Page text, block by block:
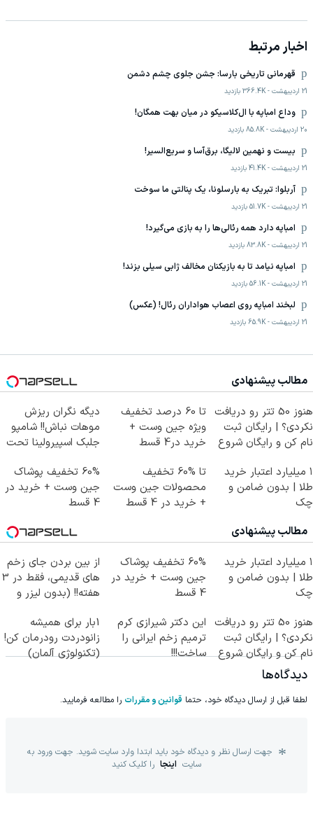
اخبار مرتبط
قهرمانی تاریخی بارسا: جشن جلوی چشم دشمن
21 اردیبهشت -
366.4K بازدید
وداع امباپه با ال‌کلاسیکو در میان بهت همگان!
20 اردیبهشت -
85.8K بازدید
بیست و نهمین لالیگا، برق‌آسا و سریع‌السیر!
21 اردیبهشت -
41.4K بازدید
آربلوا: تبریک به بارسلونا، یک پنالتی ما سوخت
21 اردیبهشت -
51.7K بازدید
امباپه دارد همه رئالی‌ها را به بازی می‌گیرد!
21 اردیبهشت -
83.8K بازدید
امباپه نیامد تا به بازیکنان مخالف ژابی سیلی بزند!
21 اردیبهشت -
56.1K بازدید
لبخند امباپه روی اعصاب هواداران رئال! (عکس)
21 اردیبهشت -
65.9K بازدید
مطالب پیشنهادی
هنوز 50 تتر رو دریافت
نکردی؟ | رایگان ثبت
نام کن و رایگان شروع
تا 60 درصد تخفیف
ویژه جین وست +
خرید در4 قسط
دیگه نگران ریزش
موهات نباش!! شامپو
جلبک اسپیرولینا تحت
۱ میلیارد اعتبار خرید
طلا | بدون ضامن و
چک
تا %60 تخفیف
محصولات جین وست
+ خرید در 4 قسط
60% تخفیف پوشاک
جین وست + خرید در
4 قسط
مطالب پیشنهادی
۱ میلیارد اعتبار خرید
طلا | بدون ضامن و
چک
60% تخفیف پوشاک
جین وست + خرید در
4 قسط
از بین بردن جای زخم
های قدیمی، فقط در 3
هفته!! (بدون لیزر و
هنوز 50 تتر رو دریافت
نکردی؟ | رایگان ثبت
نام کن و رایگان شروع
کن!
این دکتر شیرازی کرم
ترمیم زخم ایرانی را
ساخت!!!
1بار برای همیشه
زانودردت رودرمان کن!
(تکنولوژی آلمان)
دیدگاه‌ها
لطفا قبل از ارسال دیدگاه خود، حتما قوانین و مقررات را مطالعه فرمایید.
جهت ارسال نظر و دیدگاه خود باید ابتدا وارد سایت شوید. جهت ورود به
سایت اینجا را کلیک کنید